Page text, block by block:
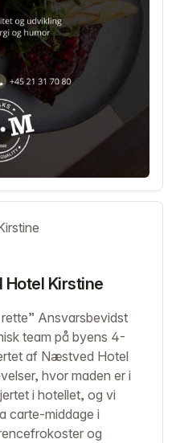
Kirstine
Ansvarsbevidst
team på byens 4-
af Næstved Hotel
hvor maden er i
i hotellet, og vi
carte-middage i
og